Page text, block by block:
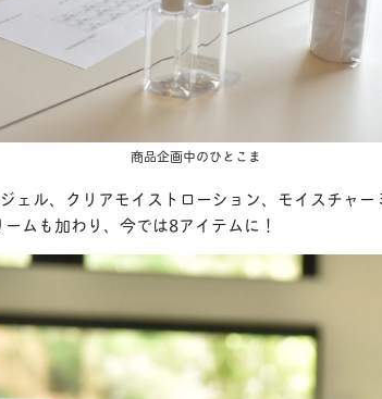
商品企画中のひとこま
ェル、クリアモイストローション、モイスチャ
ムも加わり、今では8アイテムに！